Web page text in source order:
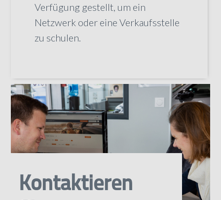
Verfügung gestellt, um ein
Netzwerk oder eine Verkaufsstelle
zu schulen.
Kontaktieren